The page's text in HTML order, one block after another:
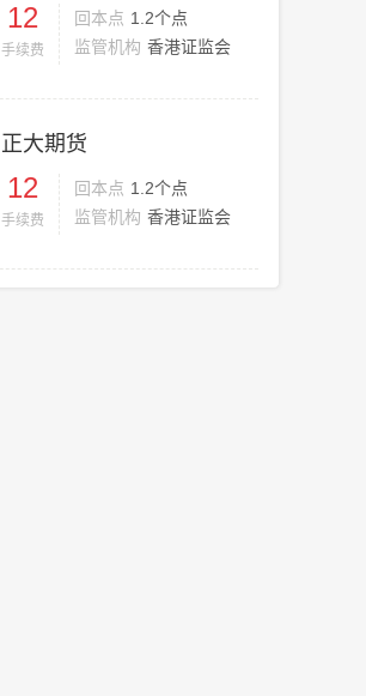
12
手续费
回本点 1.2个点
监管机构 香港证监会
正大期货
12
手续费
回本点 1.2个点
监管机构 香港证监会